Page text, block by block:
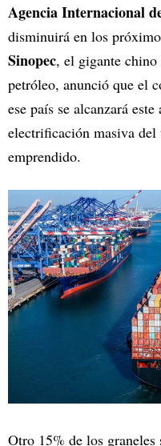
AgenciaInternacional
disminuirá en los
Sinopec, el gigante
petróleo, anunció que el
ese país se alcanzará
electrificación masiva del
emprendido.
Otro 15% de los